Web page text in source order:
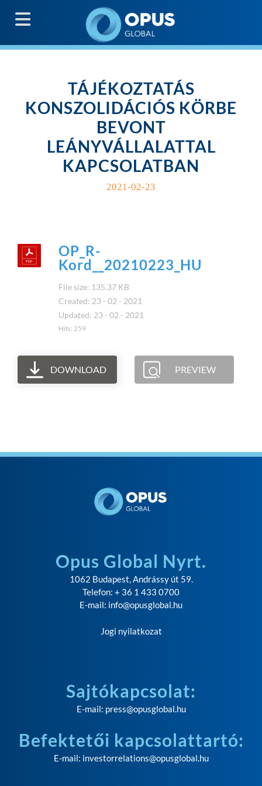
TÁJÉKOZTATÁS
KONSZOLIDÁCIÓS KÖRBE
BEVONT
LEÁNYVÁLLALATTAL
KAPCSOLATBAN
2021-02-23
OP_R-
Kord__20210223_HU
File size: 135.37 KB
Created: 23 - 02 - 2021
Updated: 23 - 02 - 2021
Hits: 259
DOWNLOAD PREVIEW
Opus Global Nyrt.
1062 Budapest, Andrássy út 59.
Telefon: + 36 1 433 0700
E-mail: info@opusglobal.hu
Jogi nyilatkozat
Sajtókapcsolat:
E-mail: press@opusglobal.hu
Befektetői kapcsolattartó:
E-mail: investorrelations@opusglobal.hu